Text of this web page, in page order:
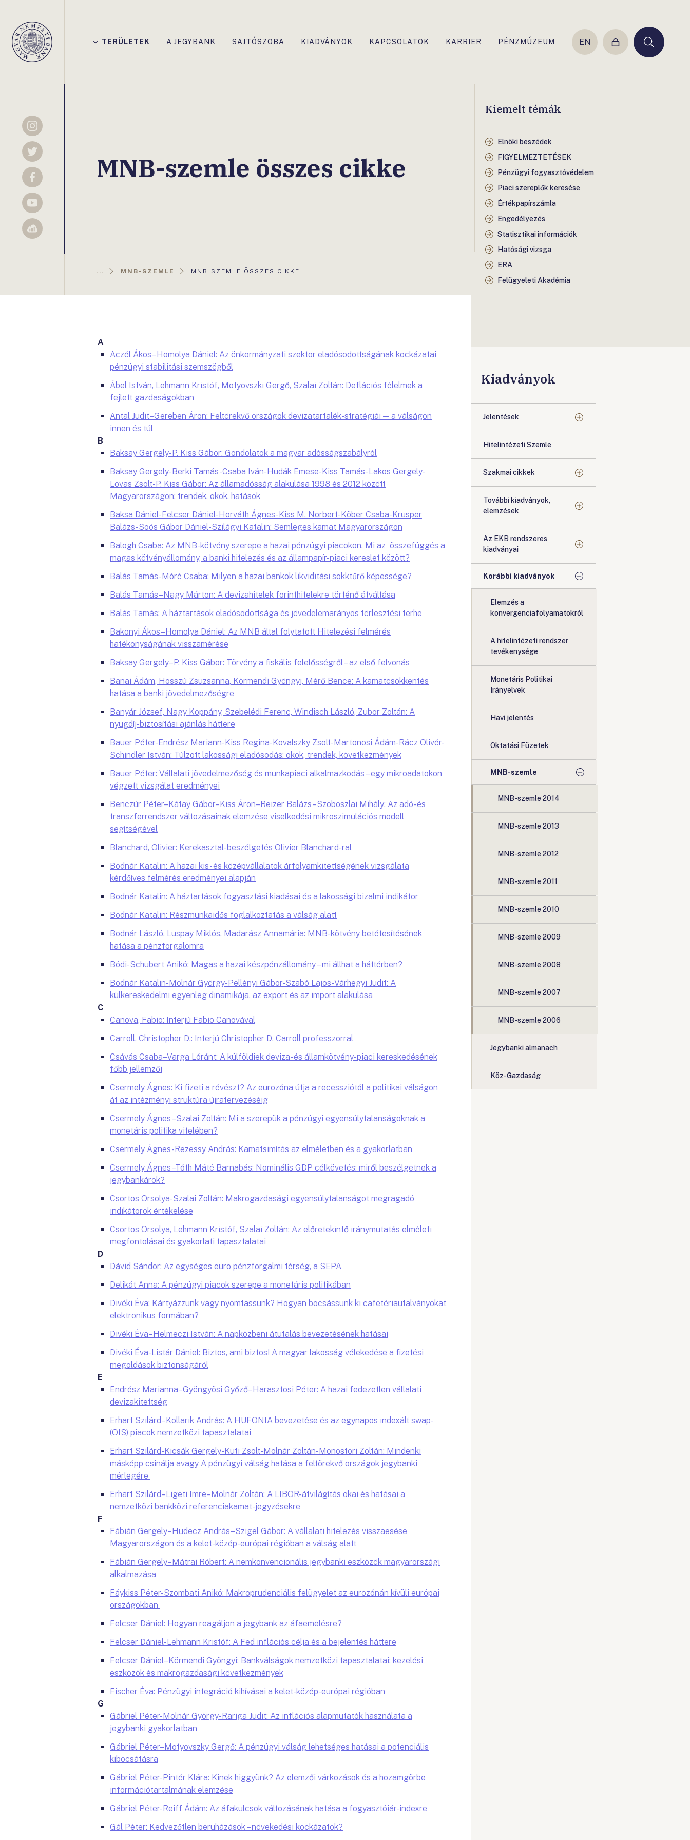
Magyar
Nemzeti
TERÜLETEK A JEGYBANK SAJTÓSZOBA KIADVÁNYOK KAPCSOLATOK KARRIER PÉNZMÚZEUM EN
Belépés Keresés
Instagram
Twitter
Facebook
YouTube
Sellsy
MNB-szemle összes cikke
... MNB-SZEMLE
AKTUÁLIS
MNB-SZEMLE ÖSSZES CIKKE
Kiemelt témák
Elnöki beszédek
FIGYELMEZTETÉSEK
Pénzügyi fogyasztóvédelem
Piaci szereplők keresése
Értékpapírszámla
Engedélyezés
Statisztikai információk
Hatósági vizsga
ERA
Felügyeleti Akadémia
A
Aczél Ákos–Homolya Dániel: Az önkormányzati szektor eladósodottságának kockázatai
pénzügyi stabilitási szemszögből
Ábel István, Lehmann Kristóf, Motyovszki Gergő, Szalai Zoltán: Deflációs félelmek a
fejlett gazdaságokban
Antal Judit–Gereben Áron: Feltörekvő országok devizatartalék-stratégiái — a válságon
innen és túl
B
Baksay Gergely-P. Kiss Gábor: Gondolatok a magyar adósságszabályról
Baksay Gergely-Berki Tamás-Csaba Iván-Hudák Emese-Kiss Tamás-Lakos Gergely-
Lovas Zsolt-P. Kiss Gábor: Az államadósság alakulása 1998 és 2012 között
Magyarországon: trendek, okok, hatások
Baksa Dániel-Felcser Dániel-Horváth Ágnes-Kiss M. Norbert-Köber Csaba-Krusper
Balázs-Soós Gábor Dániel-Szilágyi Katalin: Semleges kamat Magyarországon
Balogh Csaba: Az MNB-kötvény szerepe a hazai pénzügyi piacokon. Mi az összefüggés a
magas kötvényállomány, a banki hitelezés és az állampapír-piaci kereslet között?
Balás Tamás-Móré Csaba: Milyen a hazai bankok likviditási sokktűrő képessége?
Balás Tamás–Nagy Márton: A devizahitelek forinthitelekre történő átváltása
Balás Tamás: A háztartások eladósodottsága és jövedelemarányos törlesztési terhe
Bakonyi Ákos–Homolya Dániel: Az MNB által folytatott Hitelezési felmérés
hatékonyságának visszamérése
Baksay Gergely–P. Kiss Gábor: Törvény a fiskális felelősségről – az első felvonás
Banai Ádám, Hosszú Zsuzsanna, Körmendi Gyöngyi, Mérő Bence: A kamatcsökkentés
hatása a banki jövedelmezőségre
Banyár József, Nagy Koppány, Szebelédi Ferenc, Windisch László, Zubor Zoltán: A
nyugdíj-biztosítási ajánlás háttere
Bauer Péter-Endrész Mariann-Kiss Regina-Kovalszky Zsolt-Martonosi Ádám-Rácz Olivér-
Schindler István: Túlzott lakossági eladósodás: okok, trendek, következmények
Bauer Péter: Vállalati jövedelmezőség és munkapiaci alkalmazkodás – egy mikroadatokon
végzett vizsgálat eredményei
Benczúr Péter–Kátay Gábor–Kiss Áron–Reizer Balázs–Szoboszlai Mihály: Az adó- és
transzferrendszer változásainak elemzése viselkedési mikroszimulációs modell
segítségével
Blanchard, Olivier: Kerekasztal-beszélgetés Olivier Blanchard-ral
Bodnár Katalin: A hazai kis- és középvállalatok árfolyamkitettségének vizsgálata
kérdőíves felmérés eredményei alapján
Bodnár Katalin: A háztartások fogyasztási kiadásai és a lakossági bizalmi indikátor
Bodnár Katalin: Részmunkaidős foglalkoztatás a válság alatt
Bodnár László, Luspay Miklós, Madarász Annamária: MNB-kötvény betétesítésének
hatása a pénzforgalomra
Bódi-Schubert Anikó: Magas a hazai készpénzállomány – mi állhat a háttérben?
Bodnár Katalin-Molnár György-Pellényi Gábor-Szabó Lajos-Várhegyi Judit: A
külkereskedelmi egyenleg dinamikája, az export és az import alakulása
C
Canova, Fabio: Interjú Fabio Canovával
Carroll, Christopher D.: Interjú Christopher D. Carroll professzorral
Csávás Csaba–Varga Lóránt: A külföldiek deviza- és államkötvény-piaci kereskedésének
főbb jellemzői
Csermely Ágnes: Ki fizeti a révészt? Az eurozóna útja a recessziótól a politikai válságon
át az intézményi struktúra újratervezéséig
Csermely Ágnes–Szalai Zoltán: Mi a szerepük a pénzügyi egyensúlytalanságoknak a
monetáris politika vitelében?
Csermely Ágnes-Rezessy András: Kamatsimítás az elméletben és a gyakorlatban
Csermely Ágnes–Tóth Máté Barnabás: Nominális GDP célkövetés: miről beszélgetnek a
jegybankárok?
Csortos Orsolya-Szalai Zoltán: Makrogazdasági egyensúlytalanságot megragadó
indikátorok értékelése
Csortos Orsolya, Lehmann Kristóf, Szalai Zoltán: Az előretekintő iránymutatás elméleti
megfontolásai és gyakorlati tapasztalatai
D
Dávid Sándor: Az egységes euro pénzforgalmi térség, a SEPA
Delikát Anna: A pénzügyi piacok szerepe a monetáris politikában
Divéki Éva: Kártyázzunk vagy nyomtassunk? Hogyan bocsássunk ki cafetériautalványokat
elektronikus formában?
Divéki Éva–Helmeczi István: A napközbeni átutalás bevezetésének hatásai
Divéki Éva-Listár Dániel: Biztos, ami biztos! A magyar lakosság vélekedése a fizetési
megoldások biztonságáról
E
Endrész Marianna–Gyöngyösi Győző–Harasztosi Péter: A hazai fedezetlen vállalati
devizakitettség
Erhart Szilárd–Kollarik András: A HUFONIA bevezetése és az egynapos indexált swap-
(OIS) piacok nemzetközi tapasztalatai
Erhart Szilárd-Kicsák Gergely-Kuti Zsolt-Molnár Zoltán-Monostori Zoltán: Mindenki
másképp csinálja avagy A pénzügyi válság hatása a feltörekvő országok jegybanki
mérlegére
Erhart Szilárd–Ligeti Imre–Molnár Zoltán: A LIBOR-átvilágítás okai és hatásai a
nemzetközi bankközi referenciakamat-jegyzésekre
F
Fábián Gergely–Hudecz András–Szigel Gábor: A vállalati hitelezés visszaesése
Magyarországon és a kelet-közép-európai régióban a válság alatt
Fábián Gergely–Mátrai Róbert: A nemkonvencionális jegybanki eszközök magyarországi
alkalmazása
Fáykiss Péter-Szombati Anikó: Makroprudenciális felügyelet az eurozónán kívüli európai
országokban
Felcser Dániel: Hogyan reagáljon a jegybank az áfaemelésre?
Felcser Dániel-Lehmann Kristóf: A Fed inflációs célja és a bejelentés háttere
Felcser Dániel–Körmendi Gyöngyi: Bankválságok nemzetközi tapasztalatai: kezelési
eszközök és makrogazdasági következmények
Fischer Éva: Pénzügyi integráció kihívásai a kelet-közép-európai régióban
G
Gábriel Péter-Molnár György-Rariga Judit: Az inflációs alapmutatók használata a
jegybanki gyakorlatban
Gábriel Péter–Motyovszky Gergő: A pénzügyi válság lehetséges hatásai a potenciális
kibocsátásra
Gábriel Péter-Pintér Klára: Kinek higgyünk? Az elemzői várkozások és a hozamgörbe
információtartalmának elemzése
Gábriel Péter-Reiff Ádám: Az áfakulcsok változásának hatása a fogyasztóiár-indexre
Gál Péter: Kedvezőtlen beruházások – növekedési kockázatok?
Kiadványok
Jelentések
Hitelintézeti Szemle
Szakmai cikkek
További kiadványok,
elemzések
Az EKB rendszeres
kiadványai
Korábbi kiadványok
Elemzés a
konvergenciafolyamatokról
A hitelintézeti rendszer
tevékenysége
Monetáris Politikai
Irányelvek
Havi jelentés
Oktatási Füzetek
MNB-szemle
MNB-szemle 2014
MNB-szemle 2013
MNB-szemle 2012
MNB-szemle 2011
MNB-szemle 2010
MNB-szemle 2009
MNB-szemle 2008
MNB-szemle 2007
MNB-szemle 2006
Jegybanki almanach
Köz-Gazdaság